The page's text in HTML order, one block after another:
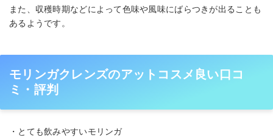
また、収穫時期などによって色味や風味にばらつきが出ることも
あるようです。
モリンガクレンズのアットコスメ良い口コ
ミ・評判
・とても飲みやすいモリンガ